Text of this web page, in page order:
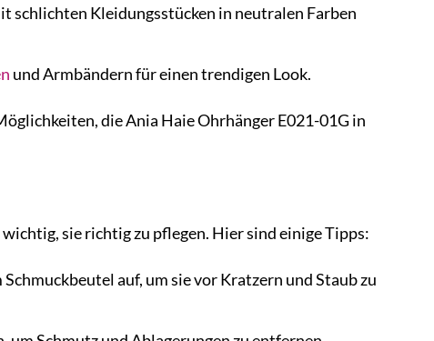
schlichten Kleidungsstücken in neutralen Farben
und Armbändern für einen trendigen Look.
die Ania Haie Ohrhänger E021-01G in
sie richtig zu pflegen. Hier sind einige Tipps:
auf, um sie vor Kratzern und Staub zu